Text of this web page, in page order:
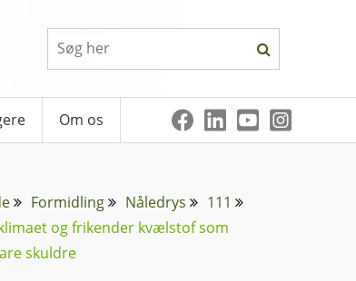
Om os
Formidling Nåledrys
111
og frikender kvælstof som
skuldre